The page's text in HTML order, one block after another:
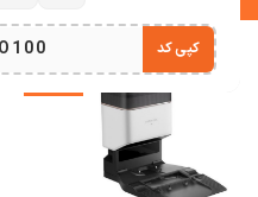
کپی کد
-2%